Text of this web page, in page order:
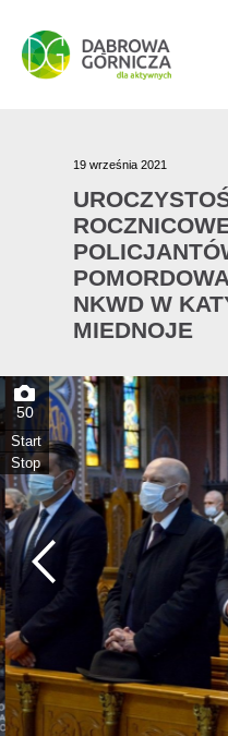
PRZEJDŹ DO MENU
PRZEJDŹ DO
PRZEJDŹ DO TREŚCI
19 września 2021
NKWD W
MIEDNOJE
50
Start
Stop